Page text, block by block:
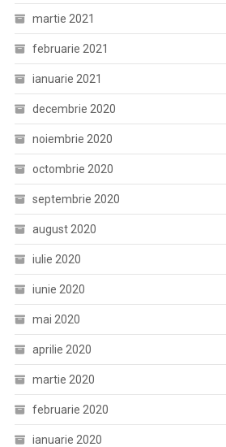
martie 2021
februarie 2021
ianuarie 2021
decembrie 2020
noiembrie 2020
octombrie 2020
septembrie 2020
august 2020
iulie 2020
iunie 2020
mai 2020
aprilie 2020
martie 2020
februarie 2020
ianuarie 2020